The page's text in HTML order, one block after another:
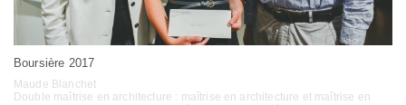
Boursière 2017
Maude Blanchet
Double maîtrise en architecture : maîtrise en architecture et maîtrise en